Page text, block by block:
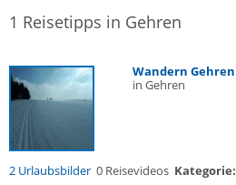
1 Reisetipps in Gehren
Wandern Gehren
in Gehren
2 Urlaubsbilder 0 Reisevideos Kategorie: